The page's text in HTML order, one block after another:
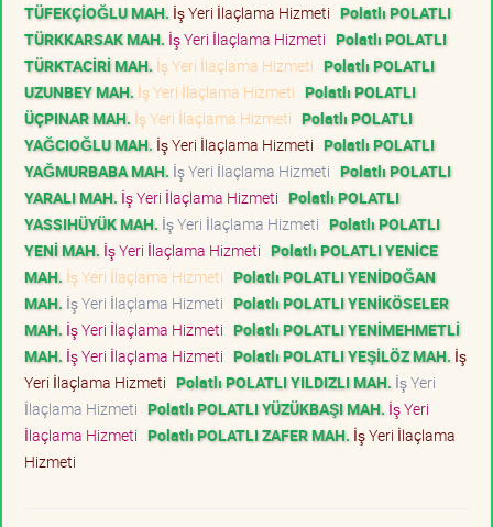
TÜFEKÇİOĞLU MAH. İş Yeri İlaçlama Hizmeti Polatlı POLATLI
TÜRKKARSAK MAH. İş Yeri İlaçlama Hizmeti Polatlı POLATLI
TÜRKTACİRİ MAH. İş Yeri İlaçlama Hizmeti Polatlı POLATLI
UZUNBEY MAH. İş Yeri İlaçlama Hizmeti Polatlı POLATLI
ÜÇPINAR MAH. İş Yeri İlaçlama Hizmeti Polatlı POLATLI
YAĞCIOĞLU MAH. İş Yeri İlaçlama Hizmeti Polatlı POLATLI
YAĞMURBABA MAH. İş Yeri İlaçlama Hizmeti Polatlı POLATLI
YARALI MAH. İş Yeri İlaçlama Hizmeti Polatlı POLATLI
YASSIHÜYÜK MAH. İş Yeri İlaçlama Hizmeti Polatlı POLATLI
YENİ MAH. İş Yeri İlaçlama Hizmeti Polatlı POLATLI YENİCE
MAH. İş Yeri İlaçlama Hizmeti Polatlı POLATLI YENİDOĞAN
MAH. İş Yeri İlaçlama Hizmeti Polatlı POLATLI YENİKÖSELER
MAH. İş Yeri İlaçlama Hizmeti Polatlı POLATLI YENİMEHMETLİ
MAH. İş Yeri İlaçlama Hizmeti Polatlı POLATLI YEŞİLÖZ MAH. İş
Yeri İlaçlama Hizmeti Polatlı POLATLI YILDIZLI MAH. İş Yeri
İlaçlama Hizmeti Polatlı POLATLI YÜZÜKBAŞI MAH. İş Yeri
İlaçlama Hizmeti Polatlı POLATLI ZAFER MAH. İş Yeri İlaçlama
Hizmeti